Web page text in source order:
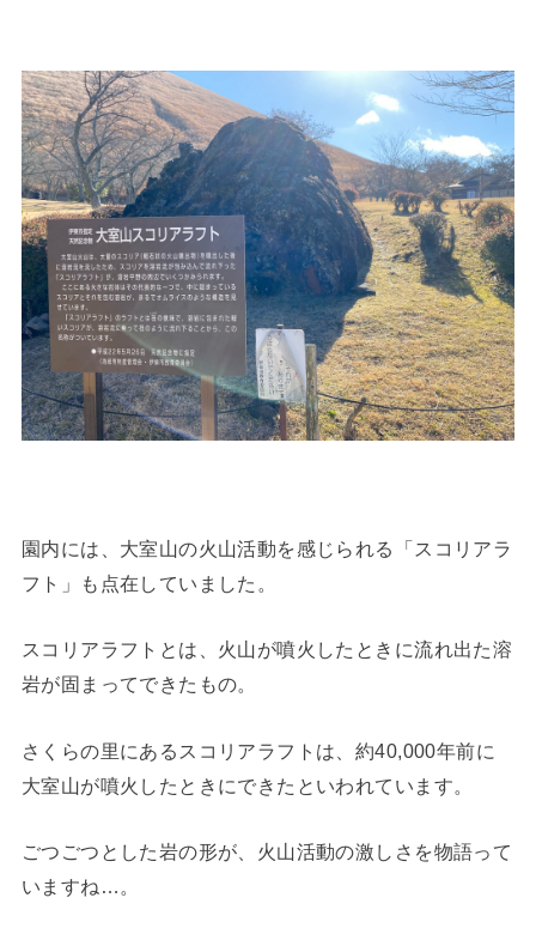
園内には、大室山の火山活動を感じられる「スコリアラ
フト」も点在していました。
スコリアラフトとは、火山が噴火したときに流れ出た溶
岩が固まってできたもの。
さくらの里にあるスコリアラフトは、約40,000年前に
大室山が噴火したときにできたといわれています。
ごつごつとした岩の形が、火山活動の激しさを物語って
いますね…。